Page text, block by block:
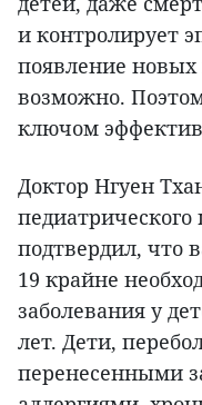
и контролирует
появление
возможно.
ключом
Доктор Нгуен
подтвердил, что
19 крайне
заболевания у
лет. Дети,
перенесенными